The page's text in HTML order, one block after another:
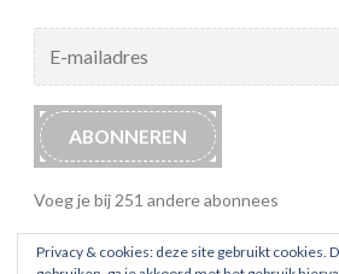
mailadres
ABONNEREN
Voeg je bij 251 andere abonnees
Privacy & cookies: deze site gebruikt cookies.